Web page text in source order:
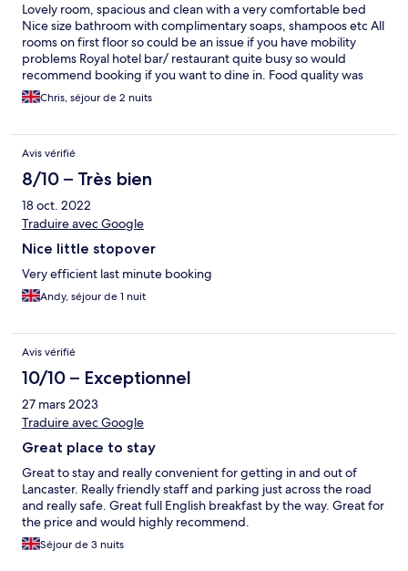
Lovely room, spacious and clean with a very comfortable bed
Nice size bathroom with complimentary soaps, shampoos etc All
rooms on first floor so could be an issue if you have mobility
problems Royal hotel bar/ restaurant quite busy so would
recommend booking if you want to dine in. Food quality was
excellent and a great service given. Decent size car park across
the road, always found a space to park even when it was busy in
the area
Chris, séjour de 2 nuits
Avis vérifié
8/10 – Très bien
18 oct. 2022
Traduire avec Google
Nice little stopover
Very efficient last minute booking
Andy, séjour de 1 nuit
Avis vérifié
10/10 – Exceptionnel
27 mars 2023
Traduire avec Google
Great place to stay
Great to stay and really convenient for getting in and out of
Lancaster. Really friendly staff and parking just across the road
and really safe. Great full English breakfast by the way. Great for
the price and would highly recommend.
Séjour de 3 nuits